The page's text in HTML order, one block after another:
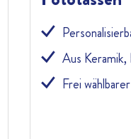
Aus Keramik,
Frei